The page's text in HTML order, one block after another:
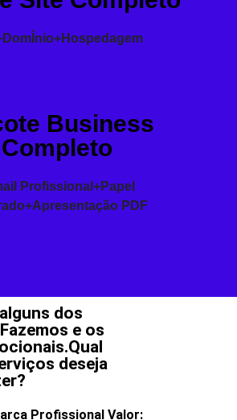
Business
Completo
Profissional+Papel
PDF
dos
e os
deseja
Profissional Valor: